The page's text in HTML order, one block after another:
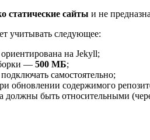
статические сайты и не
учитывать следующее:
на Jekyll;
— 500 МБ;
самостоятельно;
обновлении содержимого
должны быть относительными